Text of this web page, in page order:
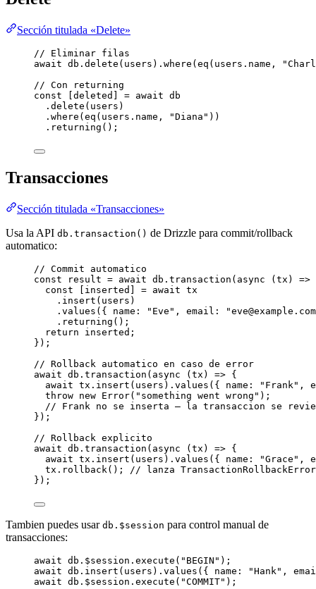
Sección titulada «Delete»
// Eliminar filas
await db . delete (users) . where ( eq (users . name , "
// Con returning
const [ deleted ] = await db
. delete (users)
. where ( eq (users . name , "Diana " ))
. returning ();
Transacciones
Sección titulada «Transacciones»
Usa la API db.transaction() de Drizzle para commit/rollback
automatico:
// Commit automatico
const
result = await db . transaction ( async (tx )
=>
const [ inserted ] = await tx
. insert (users)
. values ( { name: " Eve " , email: "eve@example.com
. returning () ;
return inserted ;
} );
// Rollback automatico en caso de error
await db . transaction ( async (tx ) => {
await tx . insert (users) . values ({ name: " Frank " ,
throw new Error( " something went wrong " );
// Frank no se inserta — la transaccion se
});
// Rollback explicito
await db . transaction ( async (tx ) => {
await tx . insert (users) . values ({ name: "Grace " ,
tx . rollback ();
// lanza TransactionRollbackError
});
Tambien puedes usar db.$session para control manual de
transacciones:
await db . $session . execute ( " BEGIN " );
await db . insert (users) . values ({ name: "Hank " ,
await db . $session . execute ( "COMMIT" );